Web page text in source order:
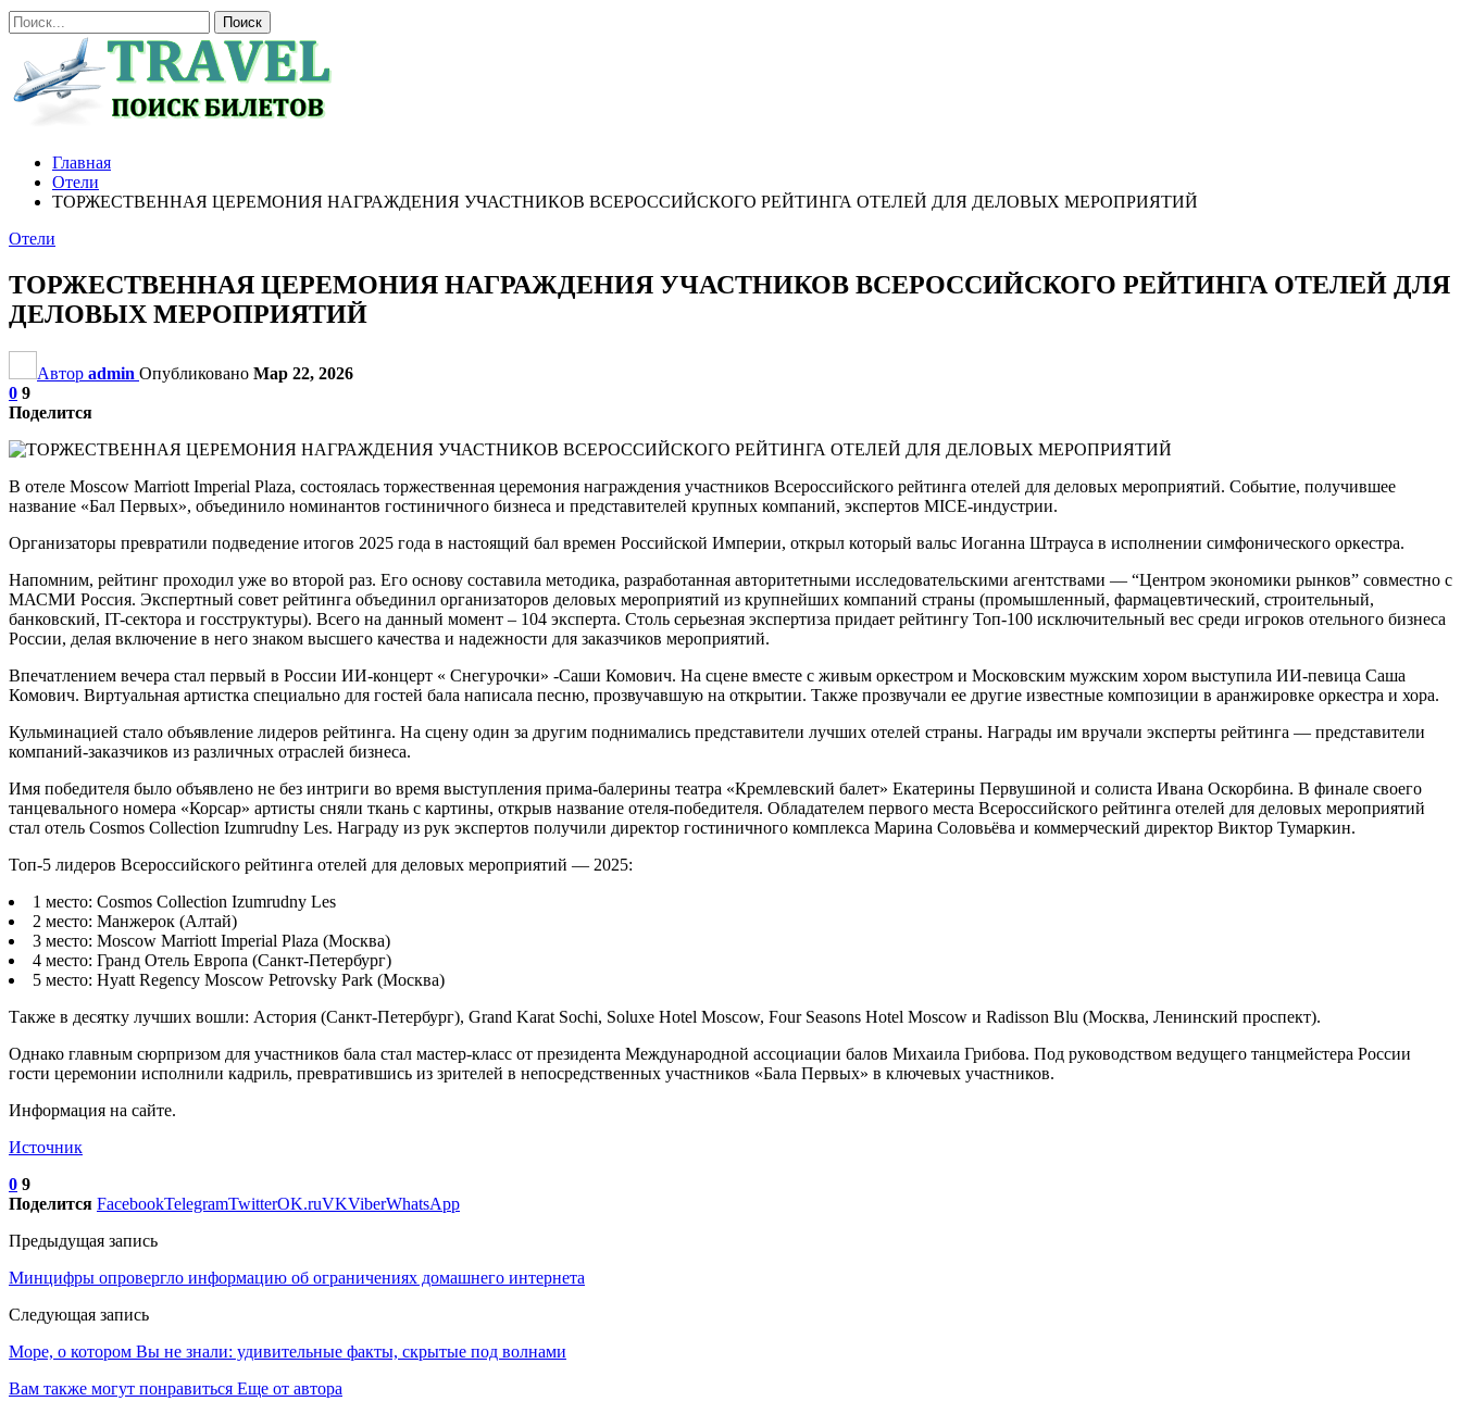
Главная
Отели
ТОРЖЕСТВЕННАЯ ЦЕРЕМОНИЯ НАГРАЖДЕНИЯ УЧАСТНИКОВ ВСЕРОССИЙСКОГО РЕЙТИНГА ОТЕЛЕЙ ДЛЯ ДЕЛОВЫХ МЕРОПРИЯТИЙ
Отели
ТОРЖЕСТВЕННАЯ ЦЕРЕМОНИЯ НАГРАЖДЕНИЯ УЧАСТНИКОВ ВСЕРОССИЙСКОГО РЕЙТИНГА ОТЕЛЕЙ ДЛЯ
ДЕЛОВЫХ МЕРОПРИЯТИЙ
Автор admin Опубликовано Мар 22, 2026
0 9
Поделится
В отеле Moscow Marriott Imperial Plaza, состоялась торжественная церемония награждения участников Всероссийского рейтинга отелей для деловых мероприятий. Событие, получившее
название «Бал Первых», объединило номинантов гостиничного бизнеса и представителей крупных компаний, экспертов MICE-индустрии.
Организаторы превратили подведение итогов 2025 года в настоящий бал времен Российской Империи, открыл который вальс Иоганна Штрауса в исполнении симфонического оркестра.
Напомним, рейтинг проходил уже во второй раз. Его основу составила методика, разработанная авторитетными исследовательскими агентствами — “Центром экономики рынков” совместно с
МАСМИ Россия. Экспертный совет рейтинга объединил организаторов деловых мероприятий из крупнейших компаний страны (промышленный, фармацевтический, строительный,
банковский, IT-сектора и госструктуры). Всего на данный момент – 104 эксперта. Столь серьезная экспертиза придает рейтингу Топ-100 исключительный вес среди игроков отельного бизнеса
России, делая включение в него знаком высшего качества и надежности для заказчиков мероприятий.
Впечатлением вечера стал первый в России ИИ-концерт « Снегурочки» -Саши Комович. На сцене вместе с живым оркестром и Московским мужским хором выступила ИИ-певица Саша
Комович. Виртуальная артистка специально для гостей бала написала песню, прозвучавшую на открытии. Также прозвучали ее другие известные композиции в аранжировке оркестра и хора.
Кульминацией стало объявление лидеров рейтинга. На сцену один за другим поднимались представители лучших отелей страны. Награды им вручали эксперты рейтинга — представители
компаний-заказчиков из различных отраслей бизнеса.
Имя победителя было объявлено не без интриги во время выступления прима-балерины театра «Кремлевский балет» Екатерины Первушиной и солиста Ивана Оскорбина. В финале своего
танцевального номера «Корсар» артисты сняли ткань с картины, открыв название отеля-победителя. Обладателем первого места Всероссийского рейтинга отелей для деловых мероприятий
стал отель Cosmos Collection Izumrudny Les. Награду из рук экспертов получили директор гостиничного комплекса Марина Соловьёва и коммерческий директор Виктор Тумаркин.
Топ-5 лидеров Всероссийского рейтинга отелей для деловых мероприятий — 2025:
1 место: Cosmos Collection Izumrudny Les
2 место: Манжерок (Алтай)
3 место: Moscow Marriott Imperial Plaza (Москва)
4 место: Гранд Отель Европа (Санкт-Петербург)
5 место: Hyatt Regency Moscow Petrovsky Park (Москва)
Также в десятку лучших вошли: Астория (Санкт-Петербург), Grand Karat Sochi, Soluxe Hotel Moscow, Four Seasons Hotel Moscow и Radisson Blu (Москва, Ленинский проспект).
Однако главным сюрпризом для участников бала стал мастер-класс от президента Международной ассоциации балов Михаила Грибова. Под руководством ведущего танцмейстера России
гости церемонии исполнили кадриль, превратившись из зрителей в непосредственных участников «Бала Первых» в ключевых участников.
Информация на сайте.
Источник
0 9
Поделится FacebookTelegramTwitterOK.ruVKViberWhatsApp
Предыдущая запись
Минцифры опровергло информацию об ограничениях домашнего интернета
Следующая запись
Море, о котором Вы не знали: удивительные факты, скрытые под волнами
Вам также могут понравиться Еще от автора